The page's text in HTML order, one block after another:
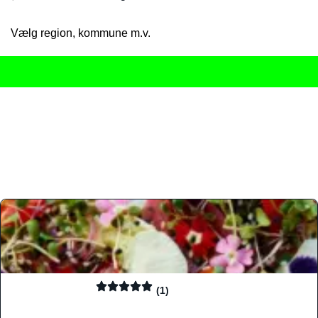
Vælg region, kommune m.v.
(1)